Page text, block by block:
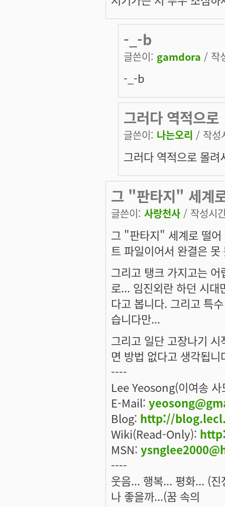
-_-b
글쓴이: gamdora / 작
-_-b
그러다 역적으로
글쓴이: 나는오리 / 작성
그러다 역적으로 몰
그 "판타지" 세계
글쓴이: 사랑천사 / 작성시
그 "판타지" 세계로 떨
트 파일이어서 완결은 못
그리고 탱크 가지고는
로... 임진외란 하던 시
다고 봅니다. 그리고 특
습니다만...
그리고 일단 고장나기
면 방법 없다고 생각됩니
----
Lee Yeosong(이여송 사
E-Mail:
Blog: http://
Wiki(Read-Only):
MSN:
----
웃음... 행복... 평화... (
나 좋을까...(꿈 속의